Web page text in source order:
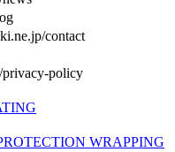
contact
privacy-policy
WRAPPING